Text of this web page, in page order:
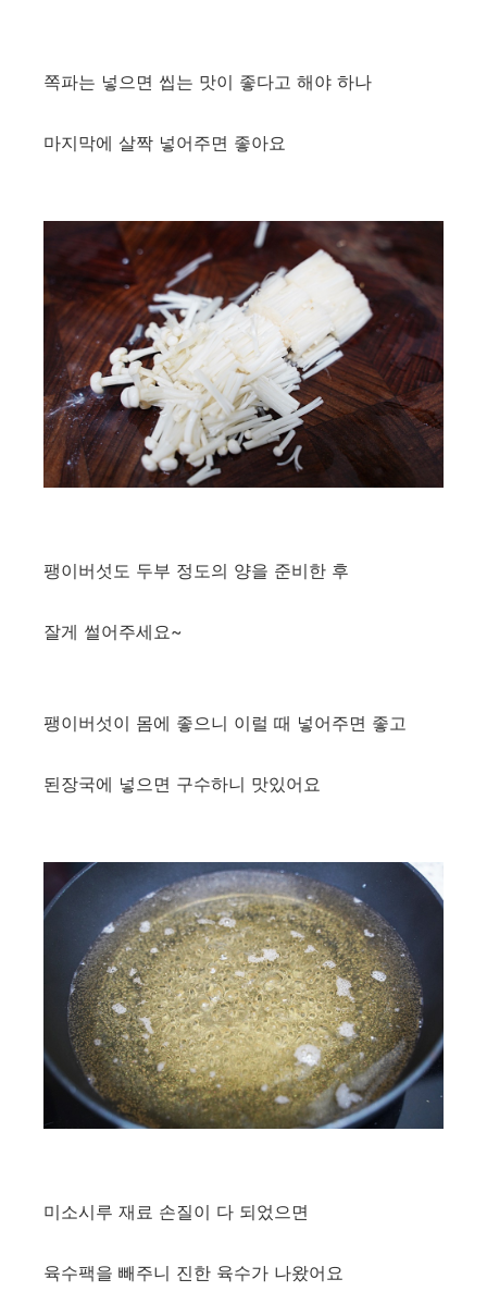
쪽파는 넣으면 씹는 맛이 좋다고 해야 하나
마지막에 살짝 넣어주면 좋아요
팽이버섯도 두부 정도의 양을 준비한 후
잘게 썰어주세요~
팽이버섯이 몸에 좋으니 이럴 때 넣어주면 좋고
된장국에 넣으면 구수하니 맛있어요
미소시루 재료 손질이 다 되었으면
육수팩을 빼주니 진한 육수가 나왔어요